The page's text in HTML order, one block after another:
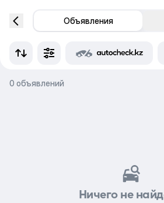
Объявления
0 объявлений
Ничего не